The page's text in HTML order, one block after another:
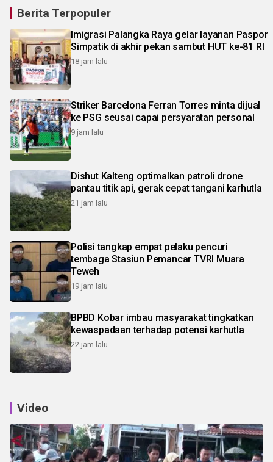
Berita Terpopuler
Imigrasi Palangka Raya gelar layanan Paspor
Simpatik di akhir pekan sambut HUT ke-81 RI
18 jam lalu
Striker Barcelona Ferran Torres minta dijual
ke PSG seusai capai persyaratan personal
9 jam lalu
Dishut Kalteng optimalkan patroli drone
pantau titik api, gerak cepat tangani karhutla
21 jam lalu
Polisi tangkap empat pelaku pencuri
tembaga Stasiun Pemancar TVRI Muara
Teweh
19 jam lalu
BPBD Kobar imbau masyarakat tingkatkan
kewaspadaan terhadap potensi karhutla
22 jam lalu
Video